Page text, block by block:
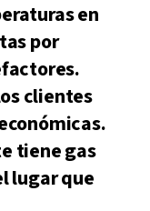
en
por
clientes
tiene gas
lugar que